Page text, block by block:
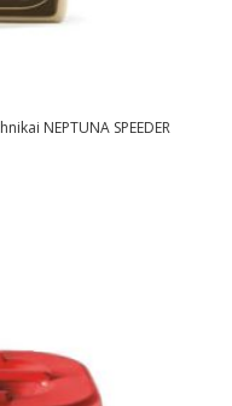
NEPTUNA SPEEDER